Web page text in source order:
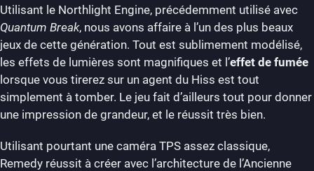
Utilisant le Northlight Engine, précédemment utilisé avec
Quantum Break, nous avons affaire à l’un des plus beaux
jeux de cette génération. Tout est sublimement modélisé,
les effets de lumières sont magnifiques et l’effet de fumée
lorsque vous tirerez sur un agent du Hiss est tout
simplement à tomber. Le jeu fait d’ailleurs tout pour donner
une impression de grandeur, et le réussit très bien.
Utilisant pourtant une caméra TPS assez classique,
Remedy réussit à créer avec l’architecture de l’Ancienne